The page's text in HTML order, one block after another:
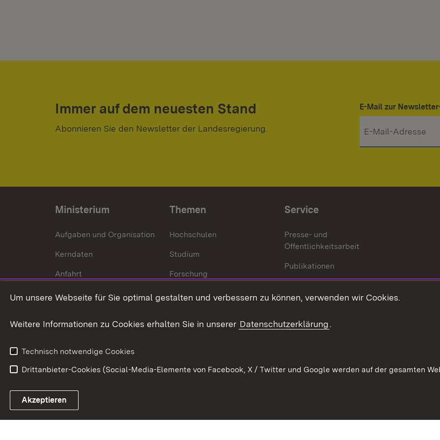
Immer auf dem neuesten Stand
Abonnieren Sie den Newsletter der Landesregierung.
E-Mail zur
Ministerium
Aufgaben und Organisation
Kerndaten
Anfahrt
Themen
Hochschulen
Studium
Forschung
Internationales
Service
Presse- und
Öffentlichkeitsarbeit
Publikationen
Mediathek
Ausschreibungen
Link zum Landesportal
Um unsere Webseite für Sie optimal gestalten und verbessern zu können, verwenden wir Cookies.
Weitere Informationen zu Cookies erhalten Sie in unserer Datenschutzerklärung.
Technisch notwendige Cookies
Drittanbieter-Cookies (Social-Media-Elemente von Facebook, X / Twitter und Google werden auf der gesamten
Akzeptieren